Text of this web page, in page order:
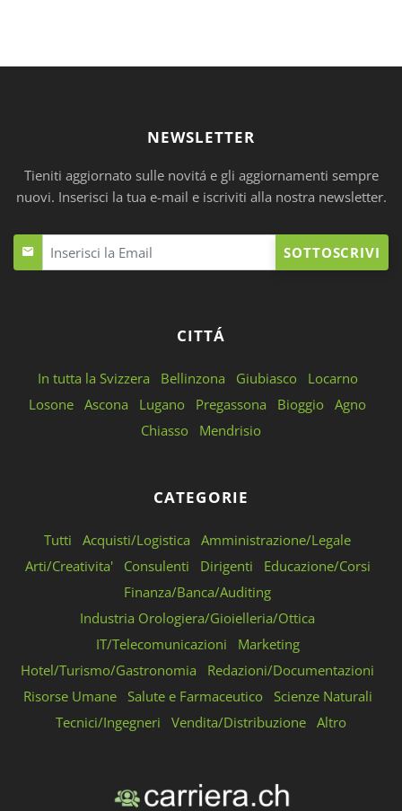
NEWSLETTER
Tieniti aggiornato sulle novitá e gli aggiornamenti sempre
nuovi. Inserisci la tua e-mail e iscriviti alla nostra newsletter.
SOTTOSCRIVI
CITTÁ
In tutta la Svizzera Bellinzona Giubiasco
Locarno
Losone Ascona Lugano Pregassona Bioggio Agno
Chiasso
Mendrisio
CATEGORIE
Tutti Acquisti/Logistica
Amministrazione/Legale
Arti/Creativita'
Consulenti Dirigenti
Educazione/Corsi
Finanza/Banca/Auditing
Industria Orologiera/Gioielleria/Ottica
IT/Telecomunicazioni
Marketing
Hotel/Turismo/Gastronomia
Redazioni/Documentazioni
Risorse Umane
Salute e Farmaceutico
Scienze Naturali
Tecnici/Ingegneri
Vendita/Distribuzione Altro